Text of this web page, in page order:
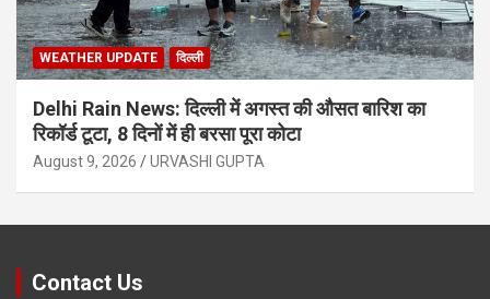
WEATHER UPDATE दिल्ली
Delhi Rain News: दिल्ली में अगस्त की औसत बारिश का
रिकॉर्ड टूटा, 8 दिनों में ही बरसा पूरा कोटा
August 9, 2026 URVASHI GUPTA
Contact Us